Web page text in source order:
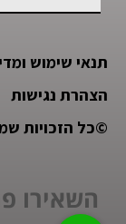
תנאי שימוש
הצהרת נגישות
©כל הזכויות
השאירו